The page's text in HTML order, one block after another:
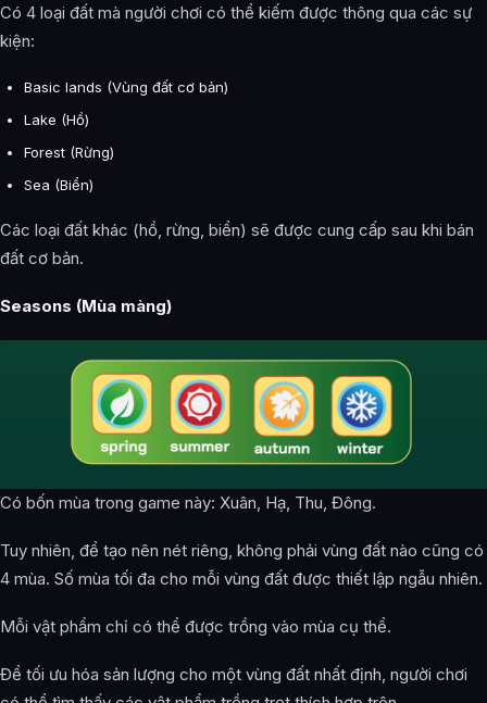
Có 4 loại đất mà người chơi có thể kiếm được thông qua các sự
kiện:
Basic lands (Vùng đất cơ bản)
Lake (Hồ)
Forest (Rừng)
Sea (Biển)
Các loại đất khác (hồ, rừng, biển) sẽ được cung cấp sau khi bán
đất cơ bản.
Seasons (Mùa màng)
Có bốn mùa trong game này: Xuân, Hạ, Thu, Đông.
Tuy nhiên, để tạo nên nét riêng, không phải vùng đất nào cũng có
4 mùa. Số mùa tối đa cho mỗi vùng đất được thiết lập ngẫu nhiên.
Mỗi vật phẩm chỉ có thể được trồng vào mùa cụ thể.
Để tối ưu hóa sản lượng cho một vùng đất nhất định, người chơi